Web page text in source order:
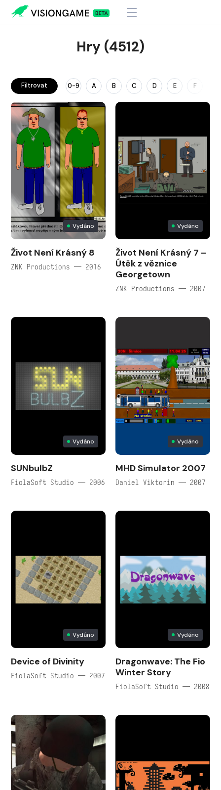
Hry (4512)
Filtrovat 0-9 A B C D E F
Vydáno
Život Není Krásný 8
ZNK Productions — 2016
Vydáno
Život Není Krásný 7 –
Útěk z věznice
Georgetown
ZNK Productions — 2007
Vydáno
SUNbulbZ
FiolaSoft Studio — 2006
Vydáno
MHD Simulator 2007
Daniel Viktorin — 2007
Vydáno
Device of Divinity
FiolaSoft Studio — 2007
Vydáno
Dragonwave: The Fio
Winter Story
FiolaSoft Studio — 2008